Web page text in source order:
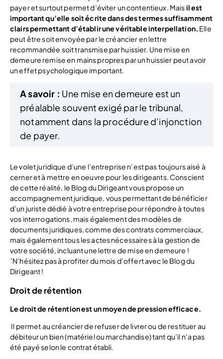
payer et surtout permet d’éviter un contentieux. Maisil est
important qu’elle soit écrite dans des termes suffisamment
clairs permettant d’établir une véritable interpellation. Elle
peut être soit envoyée par le créancier en lettre
recommandée soit transmise par huissier. Une mise en
demeure remise en mains propres par un huissier peut avoir
un effet psychologique important.
A savoir : Une mise en demeure est un
préalable souvent exigé par le tribunal,
notamment dans la procédure d’injonction
de payer.
Le volet juridique d’une l’entreprise n’est pas toujours aisé à
cerner et à mettre en oeuvre pour les dirigeants. Conscient
de cette réalité, le Blog du Dirigeant vous propose un
accompagnement juridique, vous permettant de bénéficier
d’un juriste dédié à votre entreprise pour répondre à toutes
vos interrogations, mais également des modèles de
documents juridiques, comme des contrats commerciaux,
mais également tous les actes nécessaires à la gestion de
votre société, incluant une lettre de mise en demeure !
`N’hésitez pas à profiter du mois d’offert avec le Blog du
Dirigeant !
Droit de rétention
Le droit de rétention est un moyen de pression efficace.
Il permet au créancier de refuser de livrer ou de restituer au
débiteur un bien (matériel ou marchandise) tant qu’il n’a pas
été payé selon le contrat établi.